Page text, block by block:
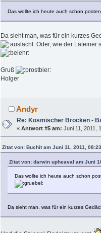
Das wollte ich heute auch schon
Da sieht man, was für ein kurzes
Oder, wie der Lateiner
Gruß
Holger
Andyr
Re: Kosmischer Brocken -
«Antwort #5 am: Juni 11, 2011,
Zitat von: Buchit am Juni 11, 2011,
Zitat von: darwin upheaval am Juni
Das wollte ich heute auch schon
Da sieht man, was für ein kurzes